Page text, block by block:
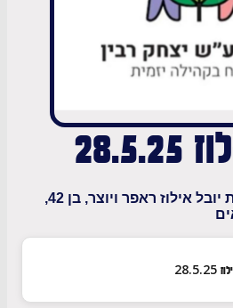
התכנית אנו מארחים את יובל אילוז ראפר ויוצר, בן 42,